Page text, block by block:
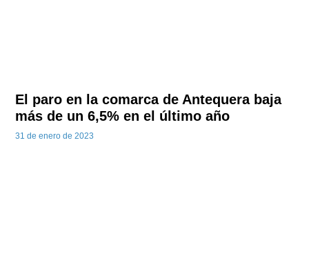
El paro en la comarca de Antequera baja
más de un 6,5% en el último año
31 de enero de 2023